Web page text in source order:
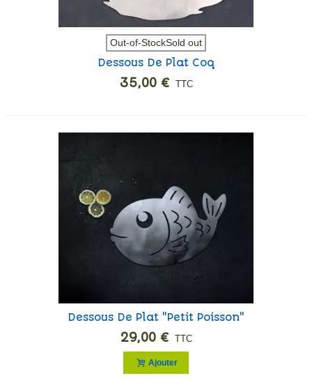
Out-of-StockSold out
Dessous De Plat Coq
35,00 € TTC
Dessous De Plat "Petit Poisson"
29,00 € TTC
Ajouter